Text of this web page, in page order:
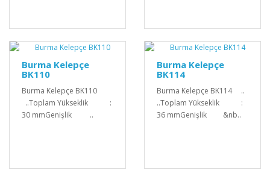
Burma Kelepçe
BK110
Burma Kelepçe BK110
..Toplam Yükseklik :
30 mmGenişlik ..
Burma Kelepçe
BK114
Burma Kelepçe BK114 ..
..Toplam Yükseklik :
36 mmGenişlik &nb..